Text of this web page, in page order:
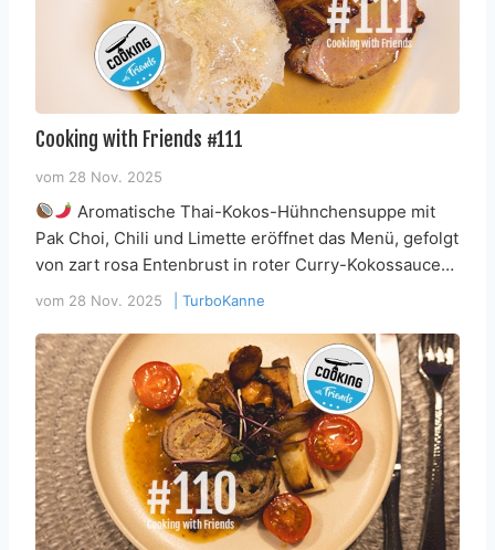
Cooking with Friends #111
vom 28 Nov. 2025
Aromatische Thai-Kokos-Hühnchensuppe mit
Pak Choi, Chili und Limette eröffnet das Menü, gefolgt
von zart rosa Entenbrust in roter Curry-Kokossauce…
vom 28 Nov. 2025 TurboKanne